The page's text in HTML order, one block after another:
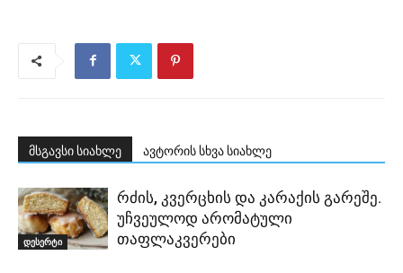
მსგავსი სიახლე ავტორის სხვა სიახლე
დესერტი
რძის, კვერცხის და კარაქის გარეშე.
უჩვეულოდ არომატული
თაფლაკვერები